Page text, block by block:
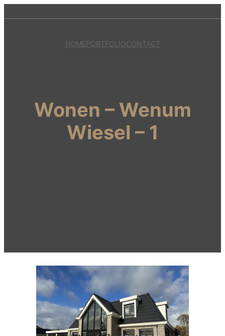
HOMEPORTFOLIOCONTACT
Wonen – Wenum
Wiesel – 1